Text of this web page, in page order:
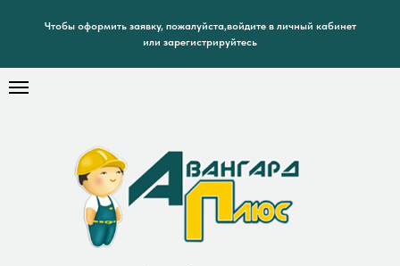
Чтобы оформить заявку, пожалуйста,войдите в личный кабинет
или зарегистрируйтесь